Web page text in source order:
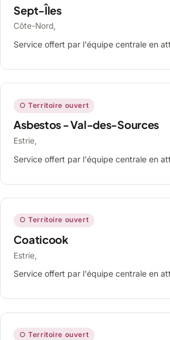
Sept-Îles
Côte-Nord,
Service offert par l'équipe centrale en
○ Territoire ouvert
Asbestos - Val-des-Sources
Estrie,
Service offert par l'équipe centrale en
○ Territoire ouvert
Coaticook
Estrie,
Service offert par l'équipe centrale en
○ Territoire ouvert